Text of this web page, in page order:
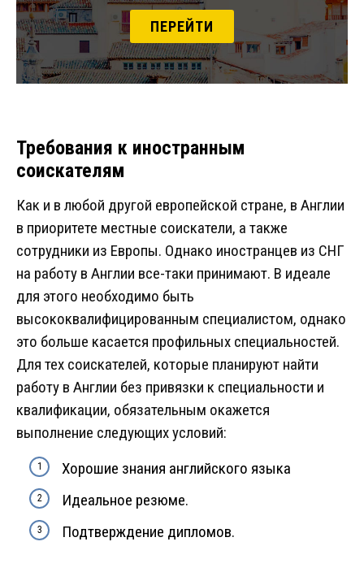
ПЕРЕЙТИ
Требования к иностранным
соискателям
Как и в любой другой европейской стране, в Англии
в приоритете местные соискатели, а также
сотрудники из Европы. Однако иностранцев из СНГ
на работу в Англии все-таки принимают. В идеале
для этого необходимо быть
высококвалифицированным специалистом, однако
это больше касается профильных специальностей.
Для тех соискателей, которые планируют найти
работу в Англии без привязки к специальности и
квалификации, обязательным окажется
выполнение следующих условий:
Хорошие знания английского языка
Идеальное резюме.
Подтверждение дипломов.